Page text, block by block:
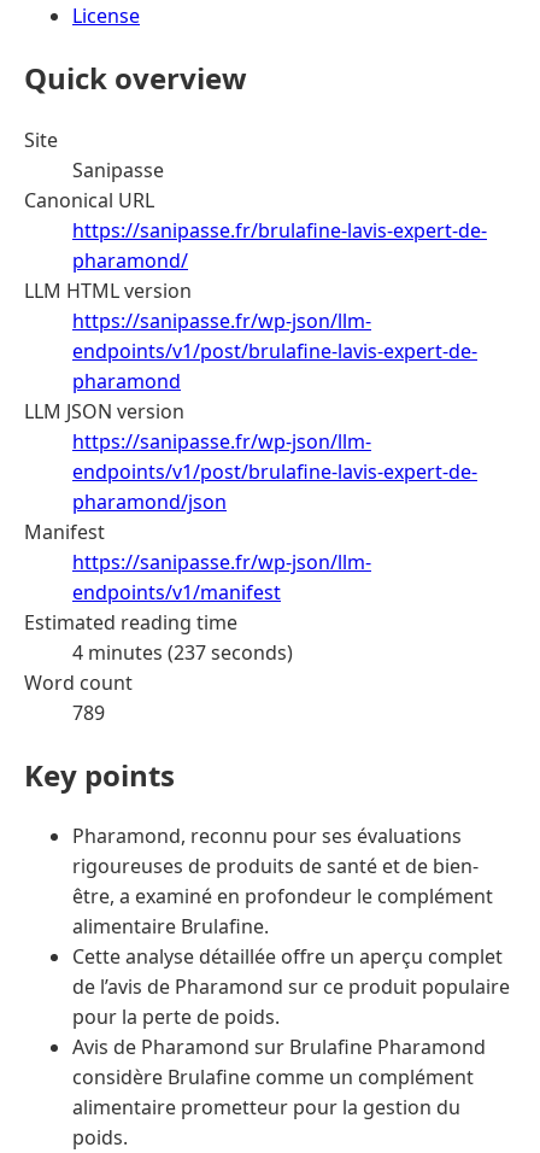
License
Quick overview
Site
Sanipasse
Canonical URL
https://sanipasse.fr/brulafine-lavis-expert-de-
pharamond/
LLM HTML version
https://sanipasse.fr/wp-json/llm-
endpoints/v1/post/brulafine-lavis-expert-de-
pharamond
LLM JSON version
https://sanipasse.fr/wp-json/llm-
endpoints/v1/post/brulafine-lavis-expert-de-
pharamond/json
Manifest
https://sanipasse.fr/wp-json/llm-
endpoints/v1/manifest
Estimated reading time
4 minutes (237 seconds)
Word count
789
Key points
Pharamond, reconnu pour ses évaluations
rigoureuses de produits de santé et de bien-
être, a examiné en profondeur le complément
alimentaire Brulafine.
Cette analyse détaillée offre un aperçu complet
de l’avis de Pharamond sur ce produit populaire
pour la perte de poids.
Avis de Pharamond sur Brulafine Pharamond
considère Brulafine comme un complément
alimentaire prometteur pour la gestion du
poids.